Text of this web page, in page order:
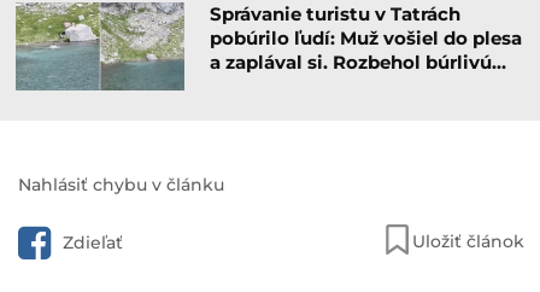
Správanie turistu v Tatrách
pobúrilo ľudí: Muž vošiel do plesa
a zaplával si. Rozbehol búrlivú…
Nahlásiť chybu v článku
Zdieľať Uložiť článok